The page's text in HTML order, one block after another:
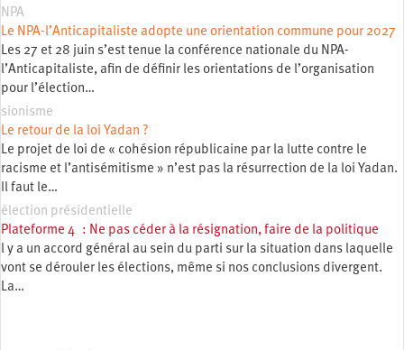
NPA
Le NPA-l’Anticapitaliste adopte une orientation commune pour 2027
Les 27 et 28 juin s’est tenue la conférence nationale du NPA-
l’Anticapitaliste, afin de définir les orientations de l’organisation
pour l’élection…
sionisme
Le retour de la loi Yadan ?
Le projet de loi de « cohésion républicaine par la lutte contre le
racisme et l’antisémitisme » n’est pas la résurrection de la loi Yadan.
Il faut le…
élection présidentielle
Plateforme 4 : Ne pas céder à la résignation, faire de la politique
l y a un accord général au sein du parti sur la situation dans laquelle
vont se dérouler les élections, même si nos conclusions divergent.
La…